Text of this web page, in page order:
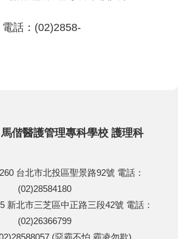
馬偕醫護管理專科學校 護理科
台北市北投區聖景路92號 電話：
(02)28584180
新北市三芝區中正路三段42號 電話：
(02)26366799